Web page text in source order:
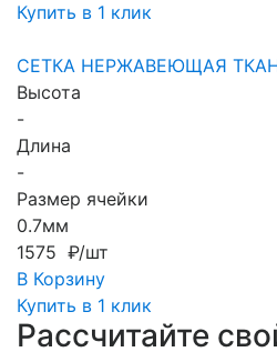
Купить в 1 клик
СЕТКА НЕРЖАВЕЮЩАЯ
Высота
-
Длина
-
Размер ячейки
0.7мм
1575 ₽/шт
В Корзину
Купить в 1 клик
Рассчитайте